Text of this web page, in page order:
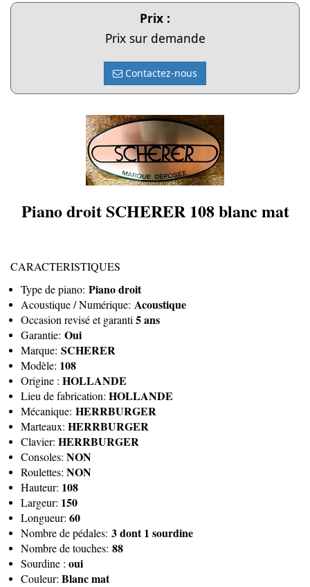
Prix :
Prix sur demande
Contactez-nous
Piano droit SCHERER 108 blanc mat
CARACTERISTIQUES
Type de piano: Piano droit
Acoustique / Numérique: Acoustique
Occasion revisé et garanti 5 ans
Garantie: Oui
Marque: SCHERER
Modèle: 108
Origine : HOLLANDE
Lieu de fabrication: HOLLANDE
Mécanique: HERRBURGER
Marteaux: HERRBURGER
Clavier: HERRBURGER
Consoles: NON
Roulettes: NON
Hauteur: 108
Largeur: 150
Longueur: 60
Nombre de pédales: 3 dont 1 sourdine
Nombre de touches: 88
Sourdine : oui
Couleur: Blanc mat